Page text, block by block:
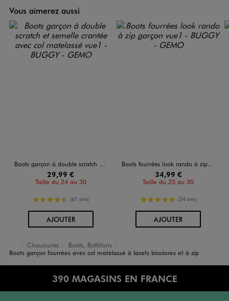
Vous aimerez aussi
Boots garçon à double scratch et semelle crantée avec col matelassé
29,99 €
Taille du 24 au 30
4.5/5 de moyenne
(67 avis)
AJOUTERAU PANIER
Boots fourrées look rando à zip garçon
34,99 €
Taille du 25 au 30
5/5 de moyenne
(34 avis)
AJOUTERAU PANIER
Accueil
Garçon
Chaussures
Boots, Bottillons
Boots garçon fourrées avec col matelassé à lacets bicolores et à zip
390 MAGASINS EN FRANCE